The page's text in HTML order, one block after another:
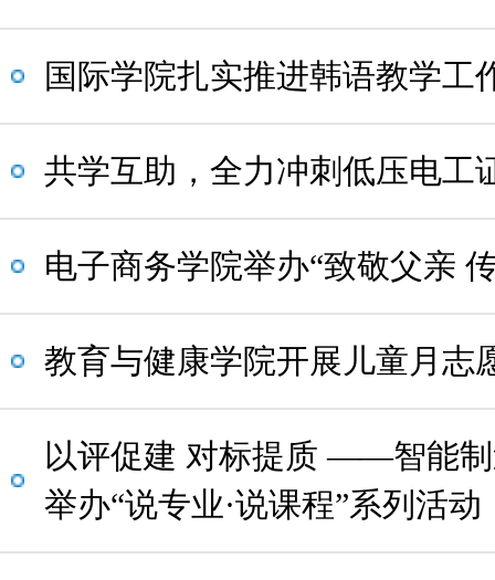
国际学院扎实推进韩语教学工
共学互助，全力冲刺低压电工
电子商务学院举办“致敬父亲
教育与健康学院开展儿童月志
以评促建 对标提质 ——智能
举办“说专业·说课程”系列活动